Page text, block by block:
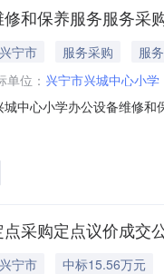
和保养服务服务采
宁市 服务采购
服务
单位： 兴宁市兴城中心小学
中心小学办公设备维修
技有限公司（二）成交
采购定点议价成交
宁市
中标15.56万元